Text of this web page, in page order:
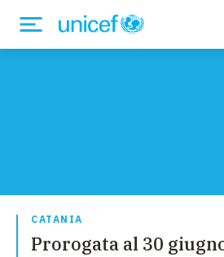
CATANIA
Prorogata al 30